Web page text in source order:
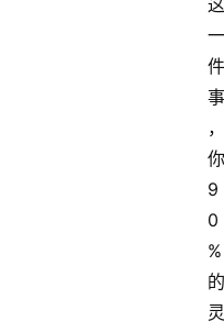
这
一
件
事
，
你
9
0
%
的
灵